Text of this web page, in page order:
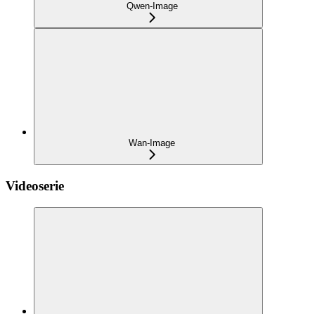
Qwen-Image
Wan-Image
Videoserie